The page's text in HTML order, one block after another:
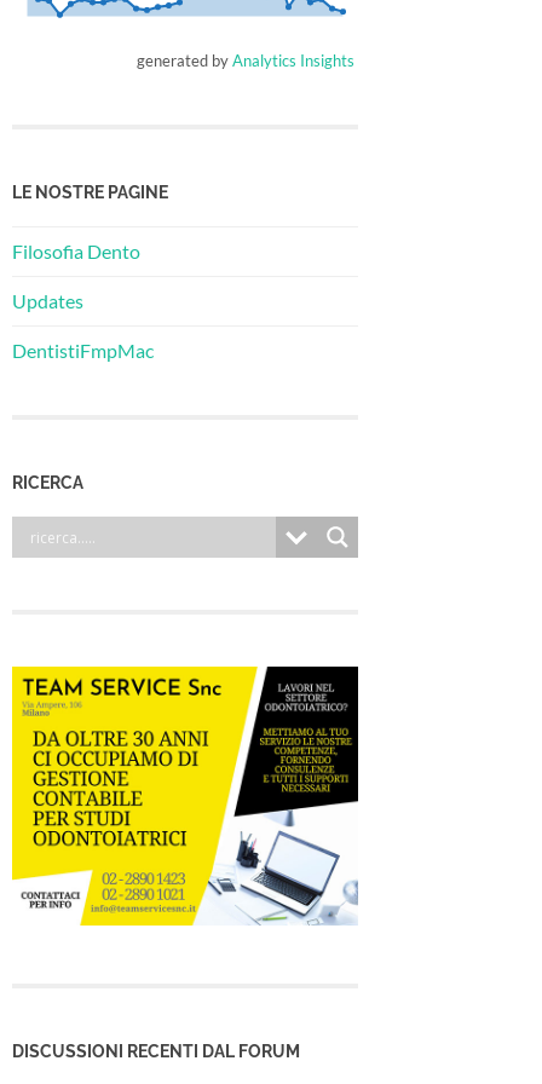
generated byAnalytics Insights
LE NOSTRE PAGINE
Filosofia Dento
Updates
DentistiFmpMac
RICERCA
DISCUSSIONI RECENTI DAL FORUM